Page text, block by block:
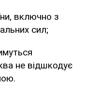
включно з
сил;
не відшкодує